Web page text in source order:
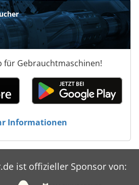
für Gebrauchtmaschinen!
Informationen
ist offizieller Sponsor von: